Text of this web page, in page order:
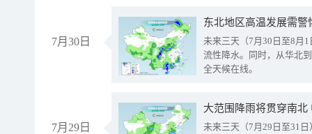
7月30日
东北地区高温发展需
未来三天（7月30日至8月
流性降水。同时，从华北
全天候在线。
7月29日
大范围降雨将贯穿南
未来三天（7月29日至31